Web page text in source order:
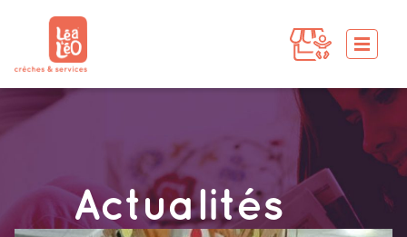
Actualités